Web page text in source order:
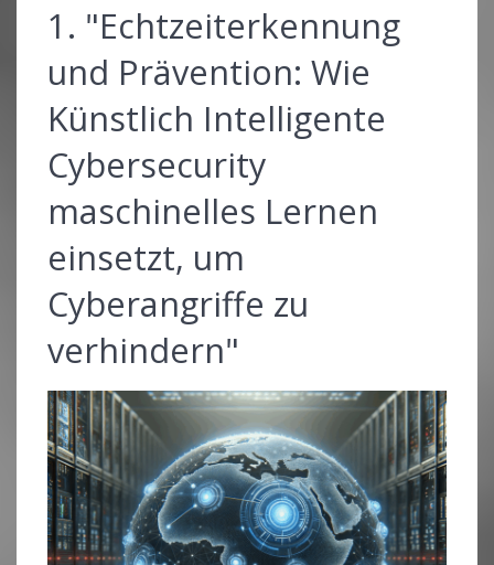
1. "Echtzeiterkennung
und Prävention: Wie
Künstlich Intelligente
Cybersecurity
maschinelles Lernen
einsetzt, um
Cyberangriffe zu
verhindern"